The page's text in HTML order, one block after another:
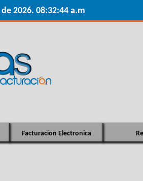
2026. 08:32:44 a.m
Facturacion Electronica